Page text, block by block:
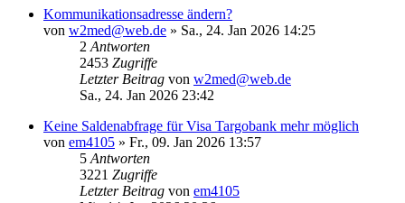
Kommunikationsadresse ändern?
von w2med@web.de » Sa., 24. Jan 2026 14:25
2 Antworten
2453 Zugriffe
Letzter Beitrag von w2med@web.de
Sa., 24. Jan 2026 23:42
Keine Saldenabfrage für Visa Targobank mehr möglich
von em4105 » Fr., 09. Jan 2026 13:57
5 Antworten
3221 Zugriffe
Letzter Beitrag von em4105